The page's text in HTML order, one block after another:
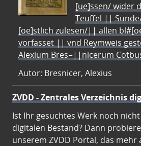
[ue]ssen/ wider
Teuffel ||
[oe]stlich zulesen/|| allen
vorfasset || vnd Reymweis
Alexium Bres=||nicerum
Autor: Bresnicer, Alexius
ZVDD - Zentrales Verzeichnis
Ist Ihr gesuchtes Werk noch
digitalen Bestand? Dann
unserem ZVDD Portal, das mehr